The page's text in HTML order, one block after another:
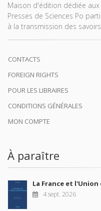
Maison d'édition dédiée
Presses de Sciences Po
à la transmission des
CONTACTS
FOREIGN RIGHTS
POUR LES LIBRAIRES
CONDITIONS GÉNÉRALES
MON COMPTE
À paraître
La France et
4 sept. 2026